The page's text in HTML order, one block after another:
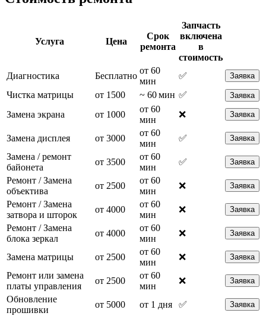
Услуга Цена
Срок
ремонта
Запчасть
включена
в
стоимость
Диагностика
Бесплатно
от 60
мин
✅ Заявка
Чистка матрицы от 1500 ~ 60 мин ✅ Заявка
Замена экрана от 1000
от 60
мин
❌ Заявка
Замена дисплея от 3000
от 60
мин
✅ Заявка
Замена / ремонт
байонета
от 3500
от 60
мин
✅ Заявка
Ремонт / Замена
объектива
от 2500
от 60
мин
❌ Заявка
Ремонт / Замена
затвора и шторок
от 4000
от 60
мин
❌ Заявка
Ремонт / Замена
блока зеркал
от 4000
от 60
мин
❌ Заявка
Замена матрицы от 2500
от 60
мин
❌ Заявка
Ремонт или замена
платы управления
от 2500
от 60
мин
❌ Заявка
Обновление
прошивки
от 5000 от 1 дня ✅ Заявка